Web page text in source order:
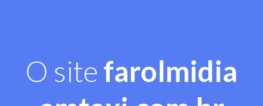
O site farolmidia